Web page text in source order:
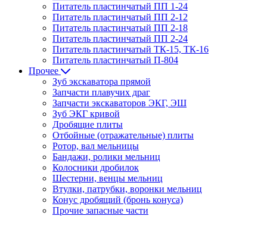
Питатель пластинчатый ПП 1-24
Питатель пластинчатый ПП 2-12
Питатель пластинчатый ПП 2-18
Питатель пластинчатый ПП 2-24
Питатель пластинчатый ТК-15, ТК-16
Питатель пластинчатый П-804
Прочее
Зуб экскаватора прямой
Запчасти плавучих драг
Запчасти экскаваторов ЭКГ, ЭШ
Зуб ЭКГ кривой
Дробящие плиты
Отбойные (отражательные) плиты
Ротор, вал мельницы
Бандажи, ролики мельниц
Колосники дробилок
Шестерни, венцы мельниц
Втулки, патрубки, воронки мельниц
Конус дробящий (бронь конуса)
Прочие запасные части